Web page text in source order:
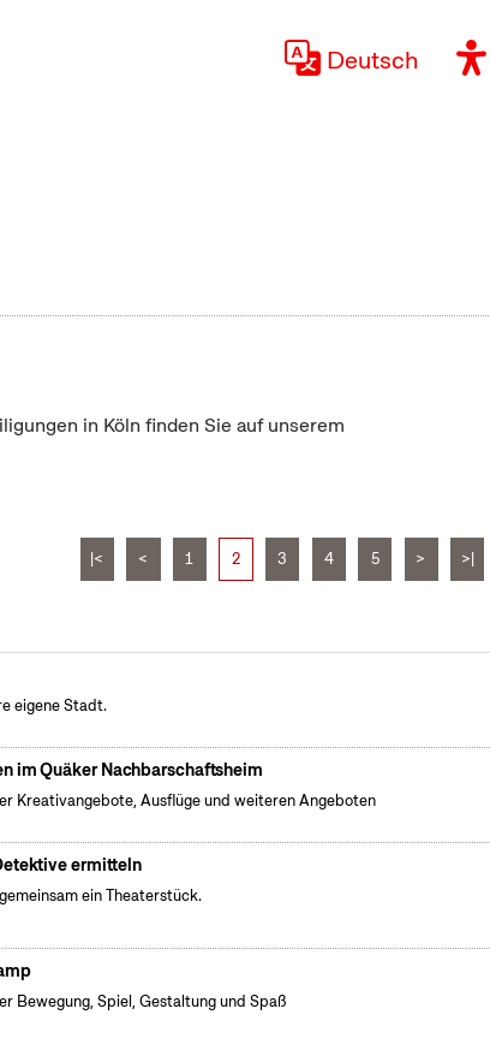
Deutsch
in Köln finden Sie auf unserem
|< < 1 2 3 4 5 > >|
eigene Stadt.
im Quäker Nachbarschaftsheim
Kreativangebote, Ausflüge und weiteren Angeboten
ermitteln
ein Theaterstück.
Bewegung, Spiel, Gestaltung und Spaß